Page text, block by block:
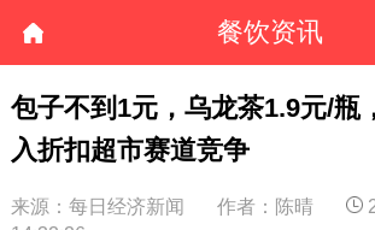
餐饮资讯
包子不到1元，乌龙茶1.9元/瓶
入折扣超市赛道竞争
来源：每日经济新闻 作者：陈晴